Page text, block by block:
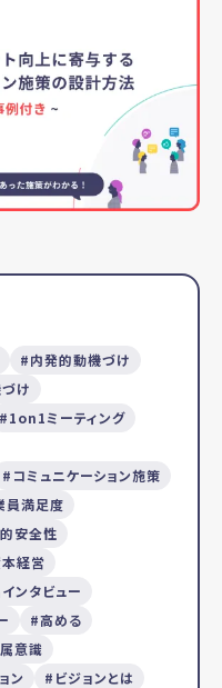
内発的動機づけ
け
1on1ミーティング
コミュニケーション施策
員満足度
安全性
経営
ンタビュー
高める
意識
ン
ビジョンとは